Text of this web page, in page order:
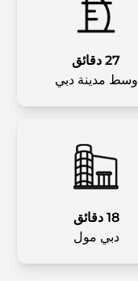
27 دقائق
وسط مدينة دبي
18 دقائق
دبي مول